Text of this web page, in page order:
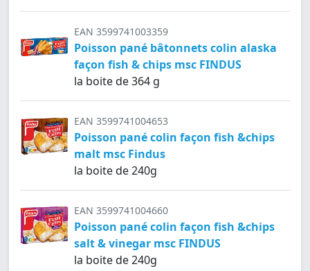
EAN 3599741003359
Poisson pané bâtonnets colin alaska
façon fish & chips msc FINDUS
la boite de 364 g
EAN 3599741004653
Poisson pané colin façon fish &chips
malt msc Findus
la boite de 240g
EAN 3599741004660
Poisson pané colin façon fish &chips
salt & vinegar msc FINDUS
la boite de 240g